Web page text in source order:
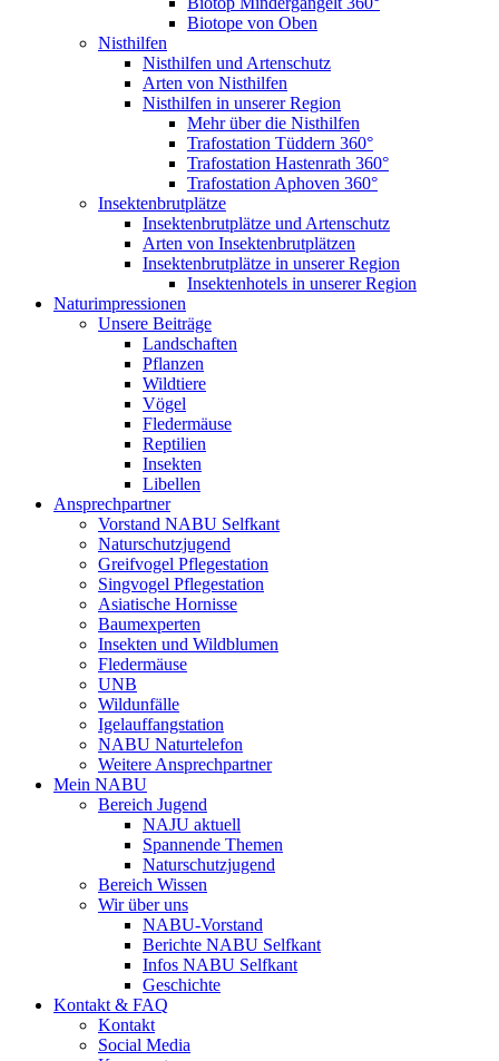
Biotope von Oben
Nisthilfen
Nisthilfen und Artenschutz
Arten von Nisthilfen
Nisthilfen in unserer Region
Mehr über die Nisthilfen
Trafostation Tüddern 360°
Trafostation Hastenrath 360°
Trafostation Aphoven 360°
Insektenbrutplätze
Insektenbrutplätze und Artenschutz
Arten von Insektenbrutplätzen
Insektenbrutplätze in unserer Region
Insektenhotels in unserer Region
Naturimpressionen
Unsere Beiträge
Landschaften
Pflanzen
Wildtiere
Vögel
Fledermäuse
Reptilien
Insekten
Libellen
Ansprechpartner
Vorstand NABU Selfkant
Naturschutzjugend
Greifvogel Pflegestation
Singvogel Pflegestation
Asiatische Hornisse
Baumexperten
Insekten und Wildblumen
Fledermäuse
UNB
Wildunfälle
Igelauffangstation
NABU Naturtelefon
Weitere Ansprechpartner
Mein NABU
Bereich Jugend
NAJU aktuell
Spannende Themen
Naturschutzjugend
Bereich Wissen
Wir über uns
NABU-Vorstand
Berichte NABU Selfkant
Infos NABU Selfkant
Geschichte
Kontakt & FAQ
Kontakt
Social Media